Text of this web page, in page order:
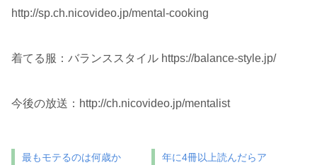
http://sp.ch.nicovideo.jp/mental-cooking
着てる服：バランススタイル https://balance-style.jp/
今後の放送：http://ch.nicovideo.jp/mentalist
最もモテるのは何歳か
年に4冊以上読んだらア